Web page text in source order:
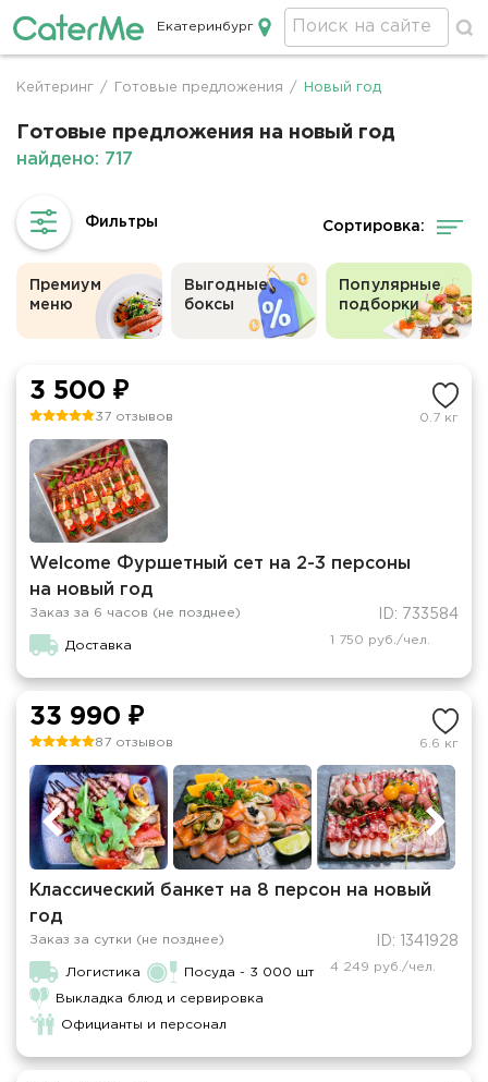
Кейтеринг в Екатеринбурге
Екатеринбург
Строка
Кейтеринг / Готовые предложения / Новый год
Готовые предложения на новый год
найдено: 717
Сортировка:
Премиум
меню
Выгодные
боксы
Популярные
подборки
3 500 ₽
37 отзывов 0.7 кг
Welcome Фуршетный сет на 2-3 персоны
на новый год
Заказ за 6 часов (не позднее) ID: 733584
Доставка 1 750 руб./чел.
33 990 ₽
87 отзывов 6.6 кг
Классический банкет на 8 персон на новый
год
Заказ за сутки (не позднее) ID: 1341928
Логистика Посуда - 3 000 шт
Выкладка блюд и сервировка
Официанты и персонал
4 249 руб./чел.